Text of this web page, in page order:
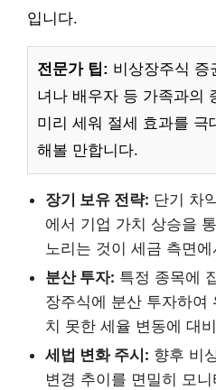
입니다.
전문가 팁: 비상장주식 증
녀나 배우자 등 가족과의
미리 세워 절세 효과를 극
해볼 만합니다.
장기 보유 전략: 단기 차
에서 기업 가치 상승을
노리는 것이 세금 측면
분산 투자: 특정 종목에
장주식에 분산 투자하여
치 못한 세율 변동에 대
세법 변화 주시: 향후 비
변경 추이를 면밀히 모